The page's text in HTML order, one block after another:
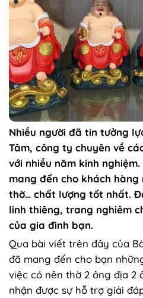
Nhiều người đã tin tưởng
Tâm, công ty chuyên về
với nhiều năm kinh
mang đến cho khách
thờ… chất lượng tốt nhất.
linh thiêng, trang nghiêm
của gia đình bạn.
Qua bài viết trên đây của
đã mang đến cho bạn
việc có nên thờ 2 ông địa 2
nhận được sự hỗ trợ giải